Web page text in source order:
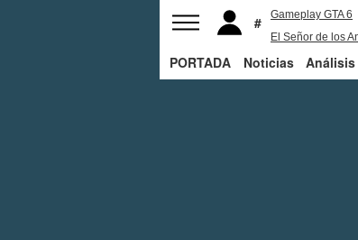
Gameplay GTA 6
El Señor de los
PORTADA Noticias Análisis